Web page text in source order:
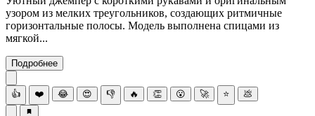
узором из мелких треугольников, создающих ритмичные
горизонтальные полосы. Модель выполнена спицами из
мягкой...
Подробнее
👍 ❤️ 😂 😍 👎 🔥 👏 😮 🚀 ⭐ 💩